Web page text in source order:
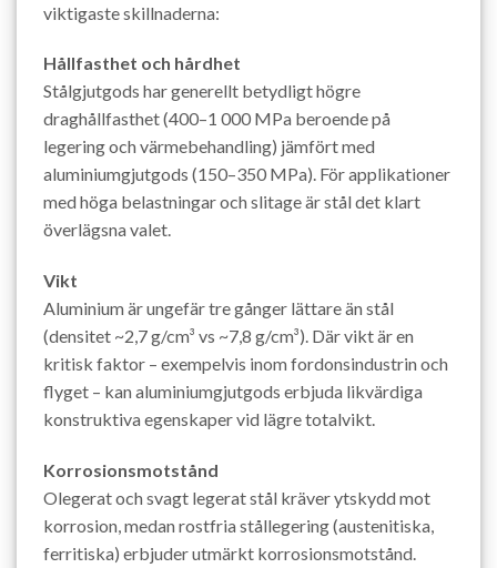
viktigaste skillnaderna:
Hållfasthet och hårdhet
Stålgjutgods har generellt betydligt högre
draghållfasthet (400–1 000 MPa beroende på
legering och värmebehandling) jämfört med
aluminiumgjutgods (150–350 MPa). För applikationer
med höga belastningar och slitage är stål det klart
överlägsna valet.
Vikt
Aluminium är ungefär tre gånger lättare än stål
(densitet ~2,7 g/cm³ vs ~7,8 g/cm³). Där vikt är en
kritisk faktor – exempelvis inom fordonsindustrin och
flyget – kan aluminiumgjutgods erbjuda likvärdiga
konstruktiva egenskaper vid lägre totalvikt.
Korrosionsmotstånd
Olegerat och svagt legerat stål kräver ytskydd mot
korrosion, medan rostfria stållegering (austenitiska,
ferritiska) erbjuder utmärkt korrosionsmotstånd.